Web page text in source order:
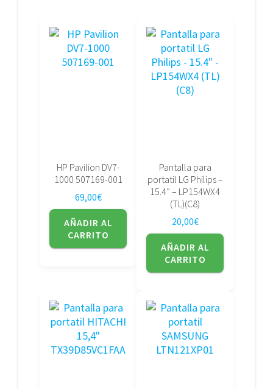
HP Pavilion DV7-
1000 507169-001
69,00€
AÑADIR AL
CARRITO
Pantalla para
portatil LG Philips –
15.4″ – LP154WX4
(TL)(C8)
20,00€
AÑADIR AL
CARRITO